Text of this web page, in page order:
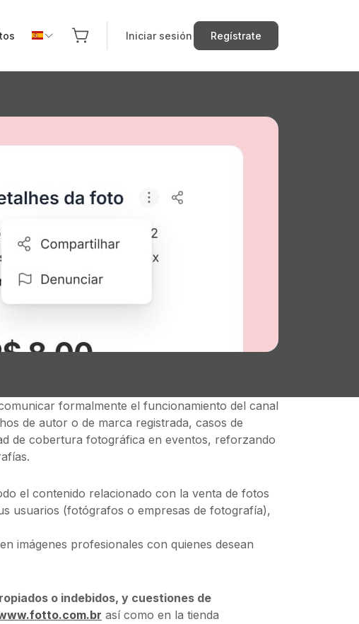
Iniciar sesión Regístrate
formalmente el funcionamiento del canal
de autor o de marca registrada, casos de
de cobertura fotográfica en eventos, reforzando
el contenido relacionado con la venta de fotos
usuarios (fotógrafos o empresas de fotografía),
imágenes profesionales con quienes desean
o indebidos, y cuestiones de
así como en la tienda